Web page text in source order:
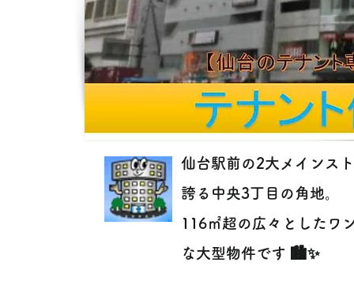
仙台駅前の2大メインス
誇る中央3丁目の角地。
116㎡超の広々としたワ
な大型物件です 🏙️✨